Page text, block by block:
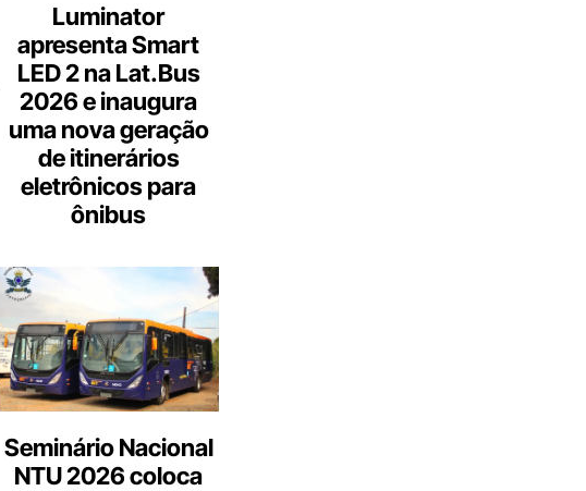
Luminator
apresenta Smart
LED 2 na Lat.Bus
2026 e inaugura
uma nova geração
de itinerários
eletrônicos para
ônibus
Seminário Nacional
NTU 2026 coloca